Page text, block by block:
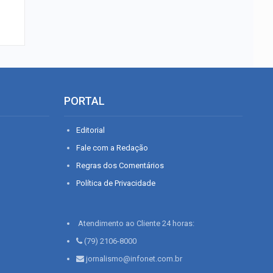
PORTAL
Editorial
Fale com a Redação
Regras dos Comentários
Política de Privacidade
Atendimento ao Cliente 24 horas:
(79) 2106-8000
jornalismo@infonet.com.br